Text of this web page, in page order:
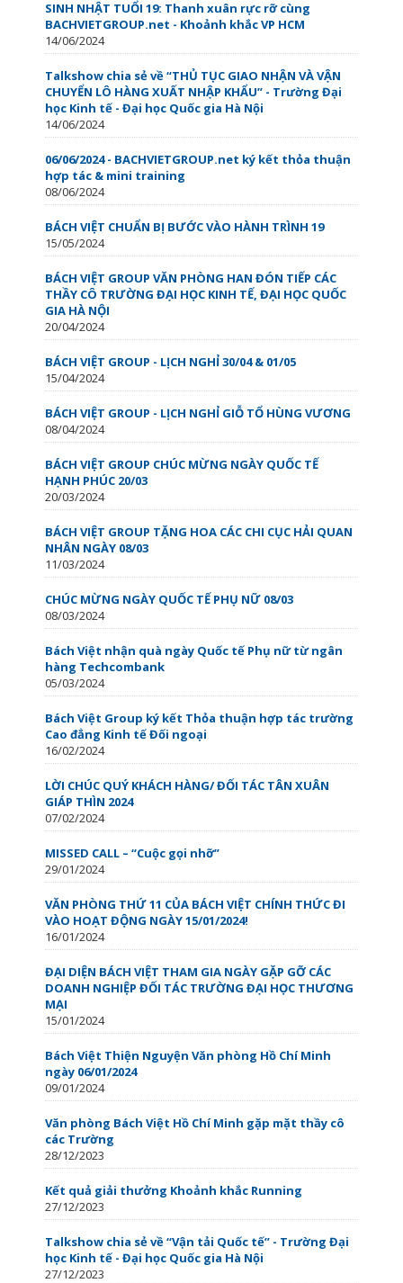
SINH NHẬT TUỔI 19: Thanh xuân rực rỡ cùng
BACHVIETGROUP.net - Khoảnh khắc VP HCM
14/06/2024
Talkshow chia sẻ về “THỦ TỤC GIAO NHẬN VÀ VẬN
CHUYỂN LÔ HÀNG XUẤT NHẬP KHẨU” - Trường Đại
học Kinh tế - Đại học Quốc gia Hà Nội
14/06/2024
06/06/2024 - BACHVIETGROUP.net ký kết thỏa thuận
hợp tác & mini training
08/06/2024
BÁCH VIỆT CHUẨN BỊ BƯỚC VÀO HÀNH TRÌNH 19
15/05/2024
BÁCH VIỆT GROUP VĂN PHÒNG HAN ĐÓN TIẾP CÁC
THẦY CÔ TRƯỜNG ĐẠI HỌC KINH TẾ, ĐẠI HỌC QUỐC
GIA HÀ NỘI
20/04/2024
BÁCH VIỆT GROUP - LỊCH NGHỈ 30/04 & 01/05
15/04/2024
BÁCH VIỆT GROUP - LỊCH NGHỈ GIỖ TỔ HÙNG VƯƠNG
08/04/2024
BÁCH VIỆT GROUP CHÚC MỪNG NGÀY QUỐC TẾ
HẠNH PHÚC 20/03
20/03/2024
BÁCH VIỆT GROUP TẶNG HOA CÁC CHI CỤC HẢI QUAN
NHÂN NGÀY 08/03
11/03/2024
CHÚC MỪNG NGÀY QUỐC TẾ PHỤ NỮ 08/03
08/03/2024
Bách Việt nhận quà ngày Quốc tế Phụ nữ từ ngân
hàng Techcombank
05/03/2024
Bách Việt Group ký kết Thỏa thuận hợp tác trường
Cao đẳng Kinh tế Đối ngoại
16/02/2024
LỜI CHÚC QUÝ KHÁCH HÀNG/ ĐỐI TÁC TÂN XUÂN
GIÁP THÌN 2024
07/02/2024
MISSED CALL – “Cuộc gọi nhỡ”
29/01/2024
VĂN PHÒNG THỨ 11 CỦA BÁCH VIỆT CHÍNH THỨC ĐI
VÀO HOẠT ĐỘNG NGÀY 15/01/2024!
16/01/2024
ĐẠI DIỆN BÁCH VIỆT THAM GIA NGÀY GẶP GỠ CÁC
DOANH NGHIỆP ĐỐI TÁC TRƯỜNG ĐẠI HỌC THƯƠNG
MẠI
15/01/2024
Bách Việt Thiện Nguyện Văn phòng Hồ Chí Minh
ngày 06/01/2024
09/01/2024
Văn phòng Bách Việt Hồ Chí Minh gặp mặt thầy cô
các Trường
28/12/2023
Kết quả giải thưởng Khoảnh khắc Running
27/12/2023
Talkshow chia sẻ về “Vận tải Quốc tế” - Trường Đại
học Kinh tế - Đại học Quốc gia Hà Nội
27/12/2023